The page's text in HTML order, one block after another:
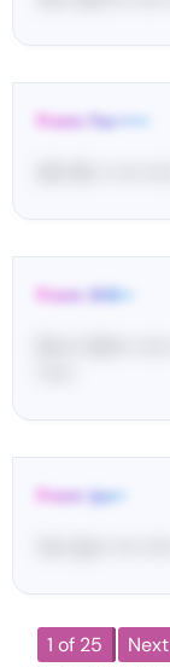
From: Fac•••••
From: SHE••
From: Ips••
1 of 25
Next